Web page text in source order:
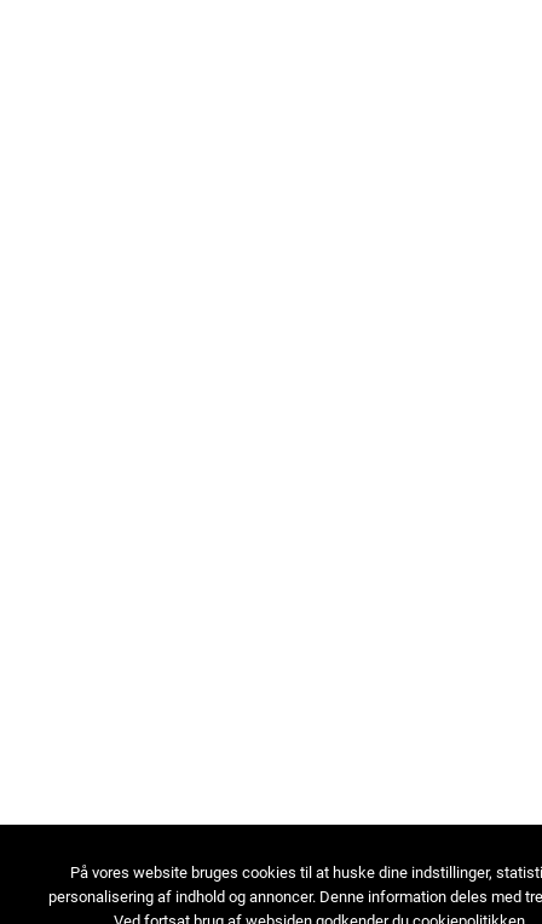
På vores website bruges cookies til at huske dine indstillinger,
personalisering af indhold og annoncer. Denne information deles med